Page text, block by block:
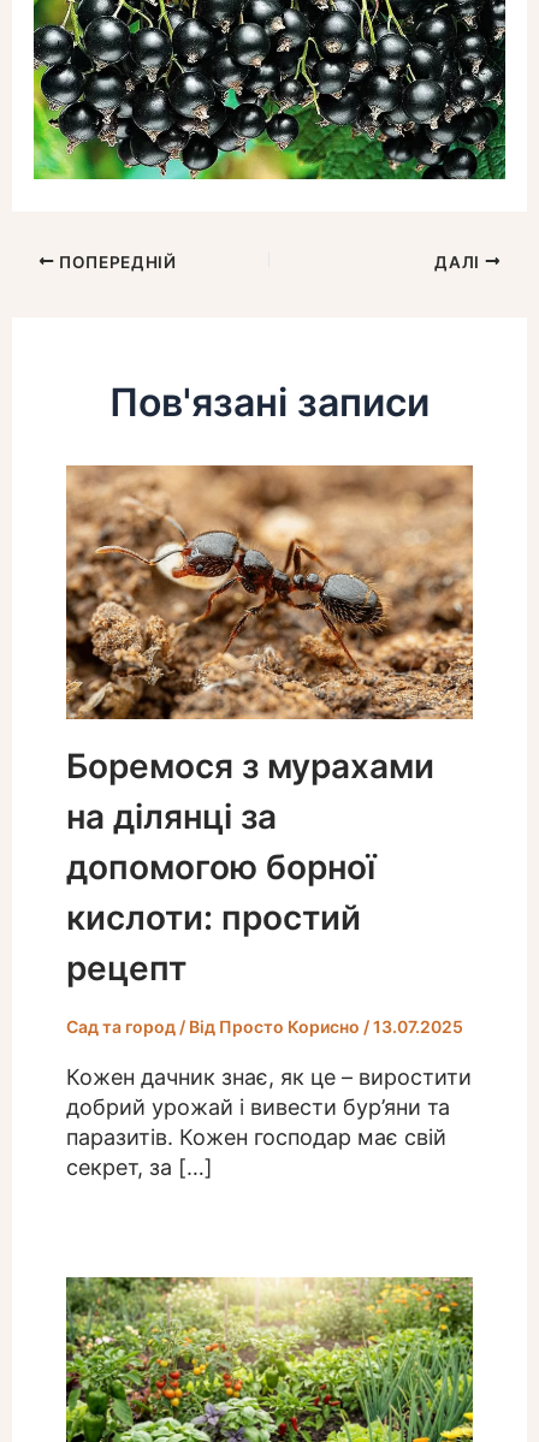
ПОПЕРЕДНІЙ ДАЛІ
Пов'язані записи
Боремося з мурахами
на ділянці за
допомогою борної
кислоти: простий
рецепт
Сад та город/ Від Просто Корисно /13.07.2025
Кожен дачник знає, як це – виростити
добрий урожай і вивести бур’яни та
паразитів. Кожен господар має свій
секрет, за […]